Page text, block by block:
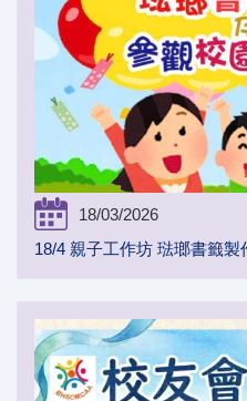
18/03/2026
18/4 親子工作坊 琺瑯書籤製